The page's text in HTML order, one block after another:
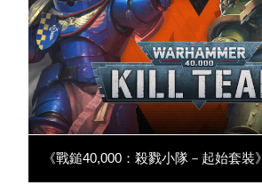
《戰鎚40,000：殺戮小隊－起始套裝》